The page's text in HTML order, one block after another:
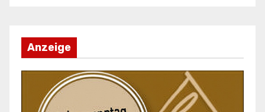
Anzeige